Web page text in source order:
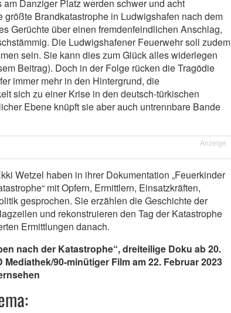
Danziger Platz werden schwer und acht
größte Brandkatastrophe in Ludwigshafen nach dem
Gerüchte über einen fremdenfeindlichen Anschlag,
Die Ludwigshafener Feuerwehr soll zudem
sein. Sie kann dies zum Glück alles widerlegen
Beitrag). Doch in der Folge rücken die Tragödie
immer mehr in den Hintergrund, die
sich zu einer Krise in den deutsch-türkischen
Ebene knüpft sie aber auch untrennbare Bande
Anzeige
Wetzel haben in ihrer Dokumentation „Feuerkinder
mit Opfern, Ermittlern, Einsatzkräften,
gesprochen. Sie erzählen die Geschichte der
und rekonstruieren den Tag der Katastrophe
Ermittlungen danach.
nach der Katastrophe“, dreiteilige Doku ab 20.
Mediathek/90-minütiger Film am 22. Februar 2023